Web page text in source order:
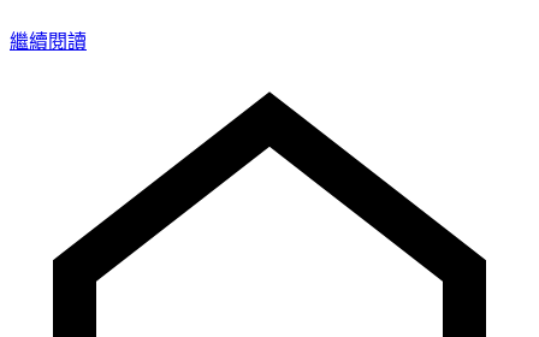
繼續閱讀